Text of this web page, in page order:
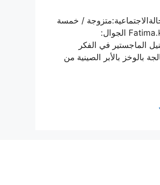
/ خمسة
الجوال:
إجازة في الهندسة المدنية /1988. احضر لنيل الماجستير في الفكر
بالوخز بالأبر الصينية من